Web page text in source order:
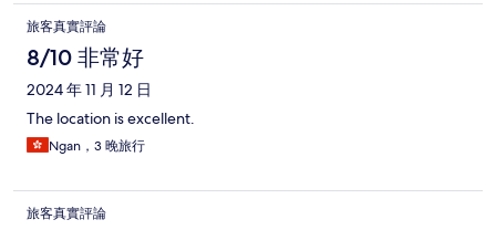
旅客真實評論
8/10 非常好
2024 年 11 月 12 日
The location is excellent.
Ngan，3 晚旅行
旅客真實評論